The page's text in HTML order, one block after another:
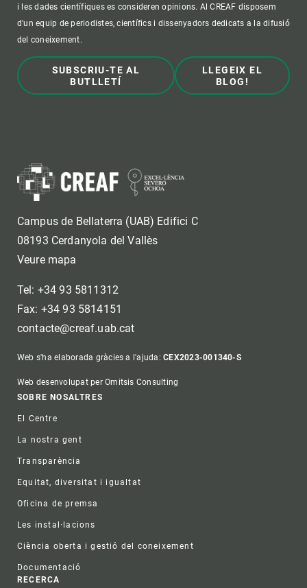
i les dades científiques es consideren opinions. Al CREAF disposem
d'un equip de periodistes, científics i dissenyadors dedicats a la difusió
del coneixement.
SUBSCRIU-TE AL
BUTLLETÍ
LLEGEIX EL
BLOG!
Campus de Bellaterra (UAB) Edifici C
08193 Cerdanyola del Vallès
Veure mapa
Tel: +34 93 5811312
Fax: +34 93 5814151
contacte@creaf.uab.cat
Web s'ha elaborada gràcies a l'ajuda:CEX2023-001340-S
Web desenvolupat per Omitsis Consulting
Footer
SOBRE NOSALTRES
El Centre
La nostra gent
Transparència
Equitat, diversitat i igualtat
Oficina de premsa
Les instal·lacions
Ciència oberta i gestió del coneixement
Documentació
RECERCA